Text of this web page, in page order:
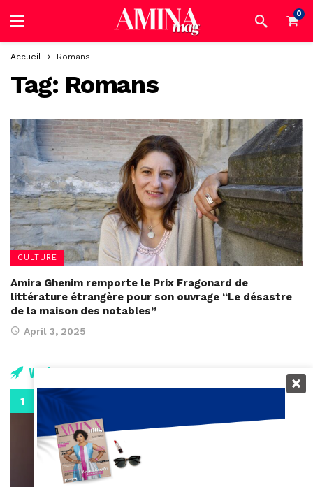
0
Accueil Romans
Tag: Romans
CULTURE
Amira Ghenim remporte le Prix Fragonard de
littérature étrangère pour son ouvrage “Le désastre
de la maison des notables”
April 3, 2025
Vidéos